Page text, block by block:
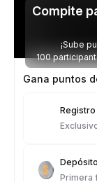
Compite
¡Sube
100
Gana puntos
Primera